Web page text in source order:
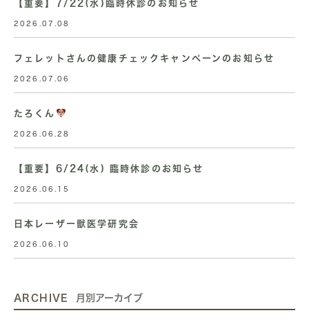
【重要】7/22(水)臨時休診のお知らせ
2026.07.08
フェレットさんの健康チェックキャンペーンのお知らせ
2026.07.06
たろくん
2026.06.28
【重要】6/24(水) 臨時休診のお知らせ
2026.06.15
日本レーザー獣医学研究会
2026.06.10
ARCHIVE 月別アーカイブ